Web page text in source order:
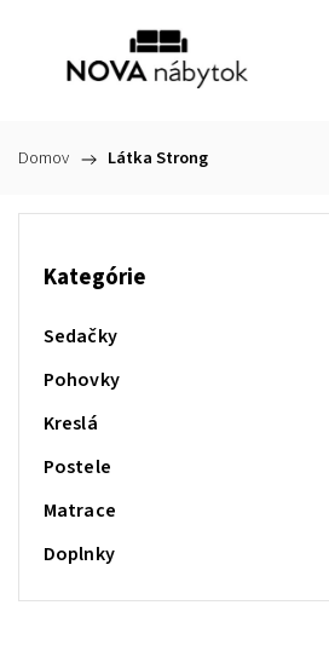
Domov / Látka Strong
Kategórie
Sedačky
Pohovky
Kreslá
Postele
Matrace
Doplnky